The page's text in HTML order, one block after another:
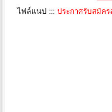
ไฟล์แนป ::: ประกาศรับสมัคร